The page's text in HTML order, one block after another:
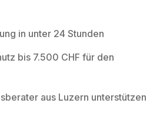
in unter 24 Stunden
bis 7.500 CHF für den
aus Luzern unterstützen